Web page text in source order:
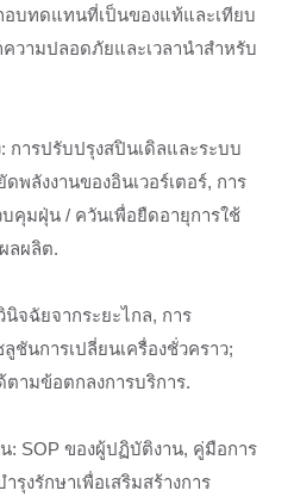
อบทดแทนที่เป็นของแท้และเทียบ
วามปลอดภัยและเวลานำสำหรับ
การปรับปรุงสปินเดิลและระบบ
พลังงานของอินเวอร์เตอร์, การ
คุมฝุ่น / ควันเพื่อยืดอายุการใช้
ลผลิต.
นิจฉัยจากระยะไกล, การ
นการเปลี่ยนเครื่องชั่วคราว;
ามข้อตกลงการบริการ.
: SOP ของผู้ปฏิบัติงาน, คู่มือการ
งรักษาเพื่อเสริมสร้างการ